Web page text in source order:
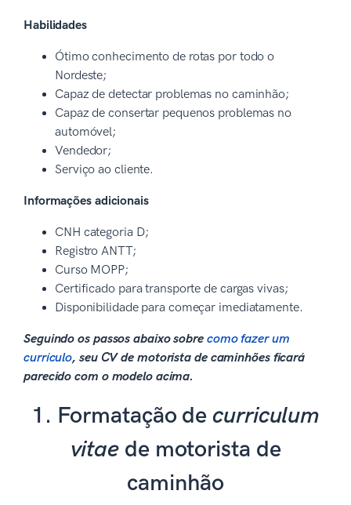
Habilidades
Ótimo conhecimento de rotas por todo o
Nordeste;
Capaz de detectar problemas no caminhão;
Capaz de consertar pequenos problemas no
automóvel;
Vendedor;
Serviço ao cliente.
Informações adicionais
CNH categoria D;
Registro ANTT;
Curso MOPP;
Certificado para transporte de cargas vivas;
Disponibilidade para começar imediatamente.
Seguindo os passos abaixo sobre como fazer um
currículo, seu CV de motorista de caminhões ficará
parecido com o modelo acima.
1. Formatação decurriculum
vitae de motorista de
caminhão